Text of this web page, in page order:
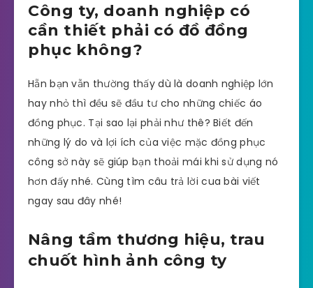
Công ty, doanh nghiệp có
cần thiết phải có đồ đồng
phục không?
Hẵn bạn vẫn thường thấy dù là doanh nghiệp lớn
hay nhỏ thì đều sẽ đầu tư cho những chiếc áo
đồng phục. Tại sao lại phải như thê? Biết đến
những lý do và lợi ích của việc mặc đồng phục
công sở này sẽ giúp bạn thoải mái khi sử dụng nó
hơn đấy nhé. Cùng tìm câu trả lời cua bài viết
ngay sau đây nhé!
Nâng tầm thương hiệu, trau
chuốt hình ảnh công ty